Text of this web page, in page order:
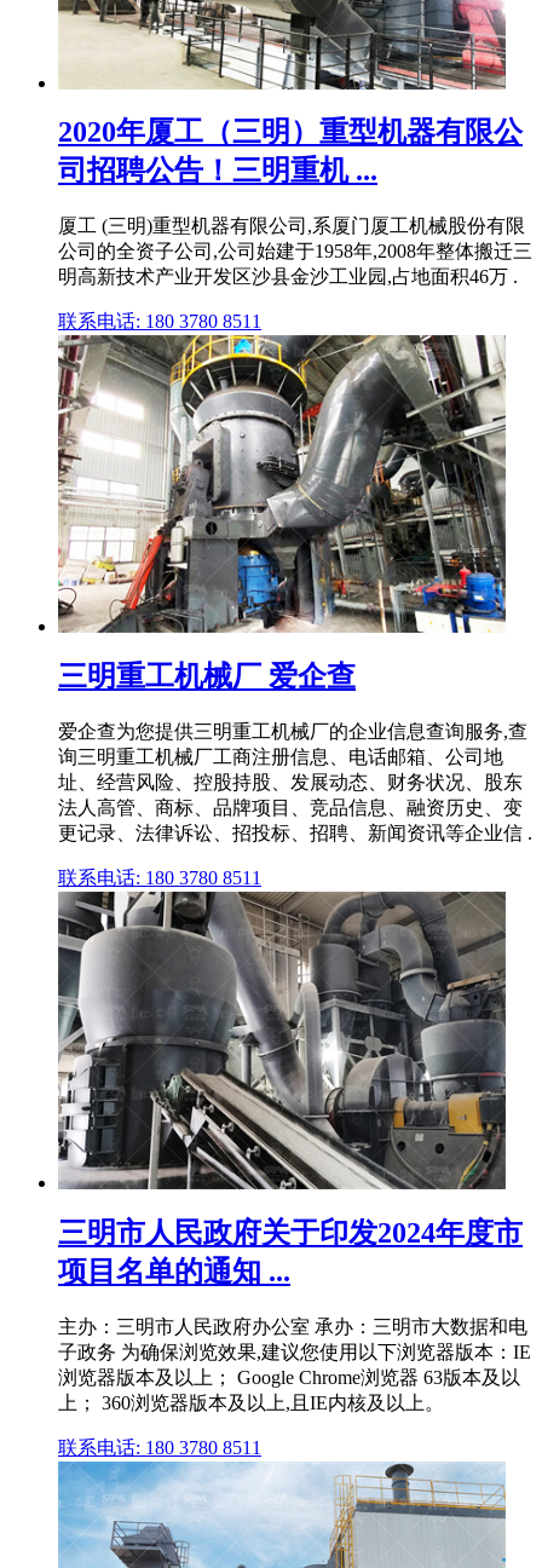
2020年厦工（三明）重型机器有限公
司招聘公告！三明重机 ...
厦工 (三明)重型机器有限公司,系厦门厦工机械股份有限
公司的全资子公司,公司始建于1958年,2008年整体搬迁三
明高新技术产业开发区沙县金沙工业园,占地面积46万 .
联系电话: 180 3780 8511
三明重工机械厂 爱企查
爱企查为您提供三明重工机械厂的企业信息查询服务,查
询三明重工机械厂工商注册信息、电话邮箱、公司地
址、经营风险、控股持股、发展动态、财务状况、股东
法人高管、商标、品牌项目、竞品信息、融资历史、变
更记录、法律诉讼、招投标、招聘、新闻资讯等企业信 .
联系电话: 180 3780 8511
三明市人民政府关于印发2024年度市
项目名单的通知 ...
主办：三明市人民政府办公室 承办：三明市大数据和电
子政务 为确保浏览效果,建议您使用以下浏览器版本：IE
浏览器版本及以上； Google Chrome浏览器 63版本及以
上； 360浏览器版本及以上,且IE内核及以上。
联系电话: 180 3780 8511